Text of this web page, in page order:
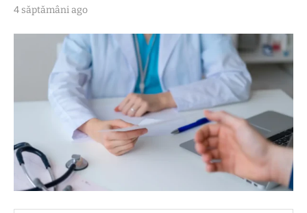
4 săptămâni ago